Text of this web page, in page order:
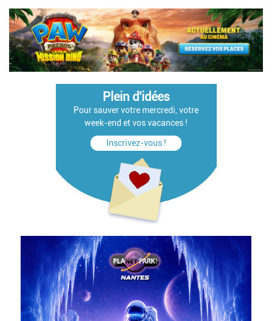
Plein d'idées
Pour sauver votre mercredi, votre
week-end et vos vacances !
Inscrivez-vous !